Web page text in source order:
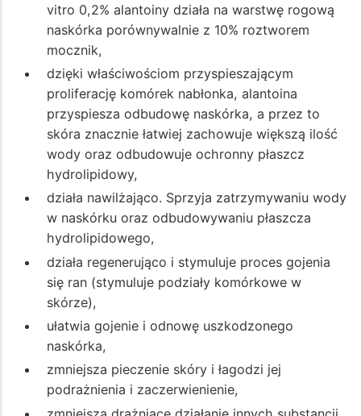
vitro 0,2% alantoiny działa na warstwę rogową
naskórka porównywalnie z 10% roztworem
mocznik,
dzięki właściwościom przyspieszającym
proliferację komórek nabłonka, alantoina
przyspiesza odbudowę naskórka, a przez to
skóra znacznie łatwiej zachowuje większą ilość
wody oraz odbudowuje ochronny płaszcz
hydrolipidowy,
działa nawilżająco. Sprzyja zatrzymywaniu wody
w naskórku oraz odbudowywaniu płaszcza
hydrolipidowego,
działa regenerująco i stymuluje proces gojenia
się ran (stymuluje podziały komórkowe w
skórze),
ułatwia gojenie i odnowę uszkodzonego
naskórka,
zmniejsza pieczenie skóry i łagodzi jej
podrażnienia i zaczerwienienie,